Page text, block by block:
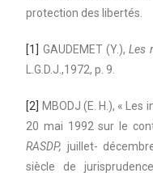
protection des libertés.
[1] GAUDEMET (Y.),Les
L.G.D.J.,1972, p. 9.
[2]
MBODJ (E. H.), «
20 mai 1992 sur le
RASDP, juillet-
siècle de